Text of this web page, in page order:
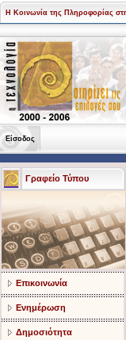
Η Κοινωνία της Πληροφορίας
Είσοδος
Γραφείο Τύπου
Επικοινωνία
Ενημέρωση
Δημοσιότητα